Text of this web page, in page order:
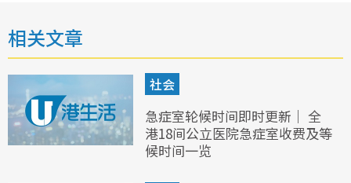
相关文章
社会
急症室轮候时间即时更新｜ 全
港18间公立医院急症室收费及等
候时间一览